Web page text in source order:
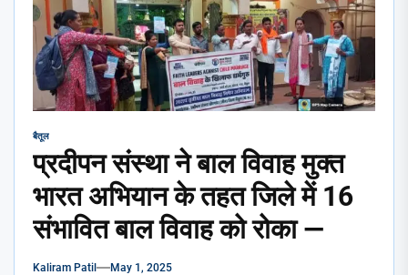
बैतूल
प्रदीपन संस्था ने बाल विवाह मुक्त
भारत अभियान के तहत जिले में 16
संभावित बाल विवाह को रोका —
Kaliram Patil May 1, 2025